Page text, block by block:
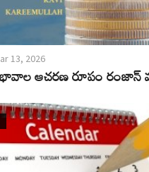
13, 2026
భావాల ఆచరణ రూపం